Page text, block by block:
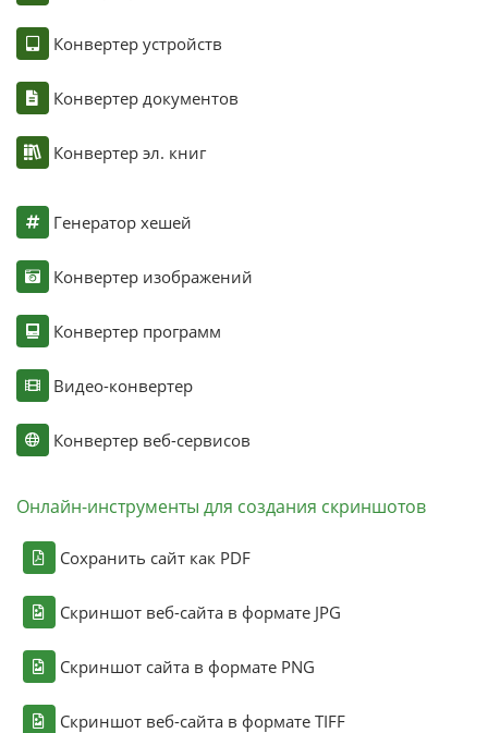
Конвертер устройств
Конвертер документов
Конвертер эл. книг
Генератор хешей
Конвертер изображений
Конвертер программ
Видео-конвертер
Конвертер веб-сервисов
Онлайн-инструменты для создания скриншотов
Сохранить сайт как PDF
Скриншот веб-сайта в формате JPG
Скриншот сайта в формате PNG
Скриншот веб-сайта в формате TIFF